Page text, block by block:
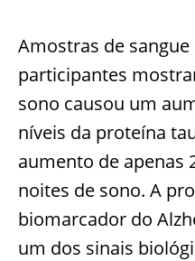
Amostras de
participantes
sono causou um
níveis da proteína
aumento de apenas
noites de sono. A
biomarcador do
um dos sinais